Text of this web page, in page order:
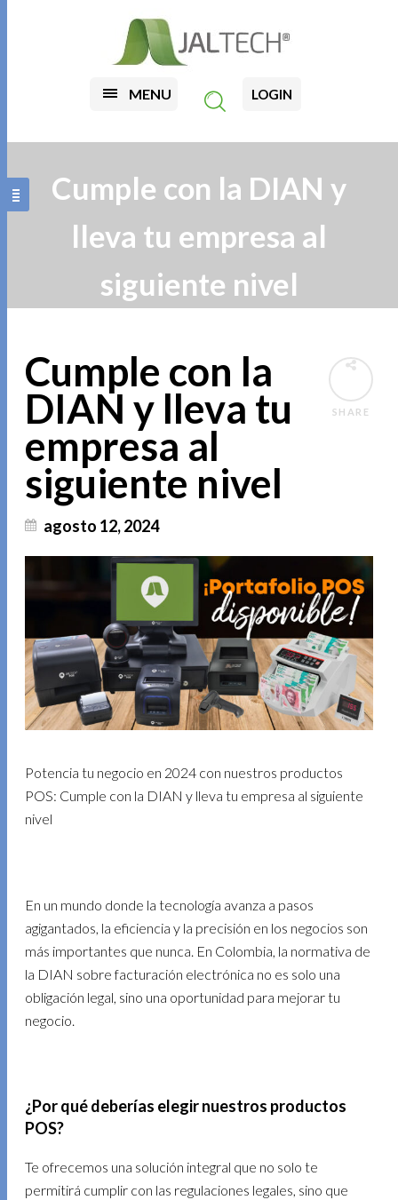
MENU LOGIN
Cumple con la DIAN y
lleva tu empresa al
siguiente nivel
SHARE
Cumple con la
DIAN y lleva tu
empresa al
siguiente nivel
agosto 12, 2024
Potencia tu negocio en 2024 con nuestros productos
POS: Cumple con la DIAN y lleva tu empresa al siguiente
nivel
En un mundo donde la tecnología avanza a pasos
agigantados, la eficiencia y la precisión en los negocios son
más importantes que nunca. En Colombia, la normativa de
la DIAN sobre facturación electrónica no es solo una
obligación legal, sino una oportunidad para mejorar tu
negocio.
¿Por qué deberías elegir nuestros productos
POS?
Te ofrecemos una solución integral que no solo te
permitirá cumplir con las regulaciones legales, sino que